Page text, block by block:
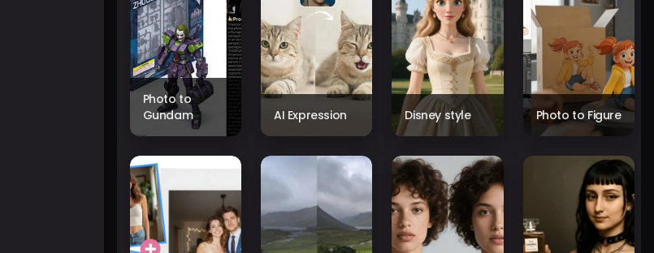
Photo to
Gundam
AI Expression Disney style Photo to Figure